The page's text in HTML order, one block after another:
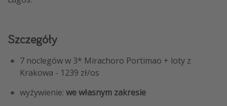
Szczegóły
7 noclegów w 3* Mirachoro Portimao + loty z
Krakowa - 1239 zł/os
wyżywienie: we własnym zakresie